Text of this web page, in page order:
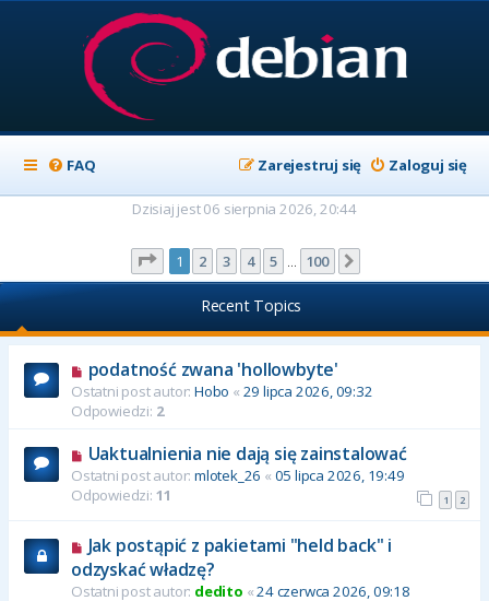
FAQ Zaloguj się
Zarejestruj się
Dzisiaj jest 06 sierpnia 2026, 20:44
Strona z100
1 2 3 4 5 100
Recent Topics
podatność zwana 'hollowbyte'
Ostatni post autor: Hobo « 29 lipca 2026, 09:32
Odpowiedzi: 2
Uaktualnienia nie dają się zainstalować
Ostatni post autor: mlotek_26 « 05 lipca 2026, 19:49
Odpowiedzi: 11 1 2
Jak postąpić z pakietami "held back" i
odzyskać władzę?
Ostatni post autor: dedito «24 czerwca 2026, 09:18